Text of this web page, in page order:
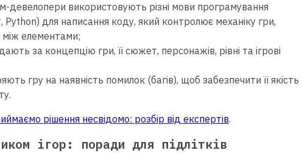
девелопери використовують різні мови програмування
Python) для написання коду, який контролює механіку гри,
між елементами;
за концепцію гри, її сюжет, персонажів, рівні та ігрові
гру на наявність помилок (багів), щоб забезпечити її якість
рішення несвідомо: розбір від експертів.
ігор: поради для підлітків